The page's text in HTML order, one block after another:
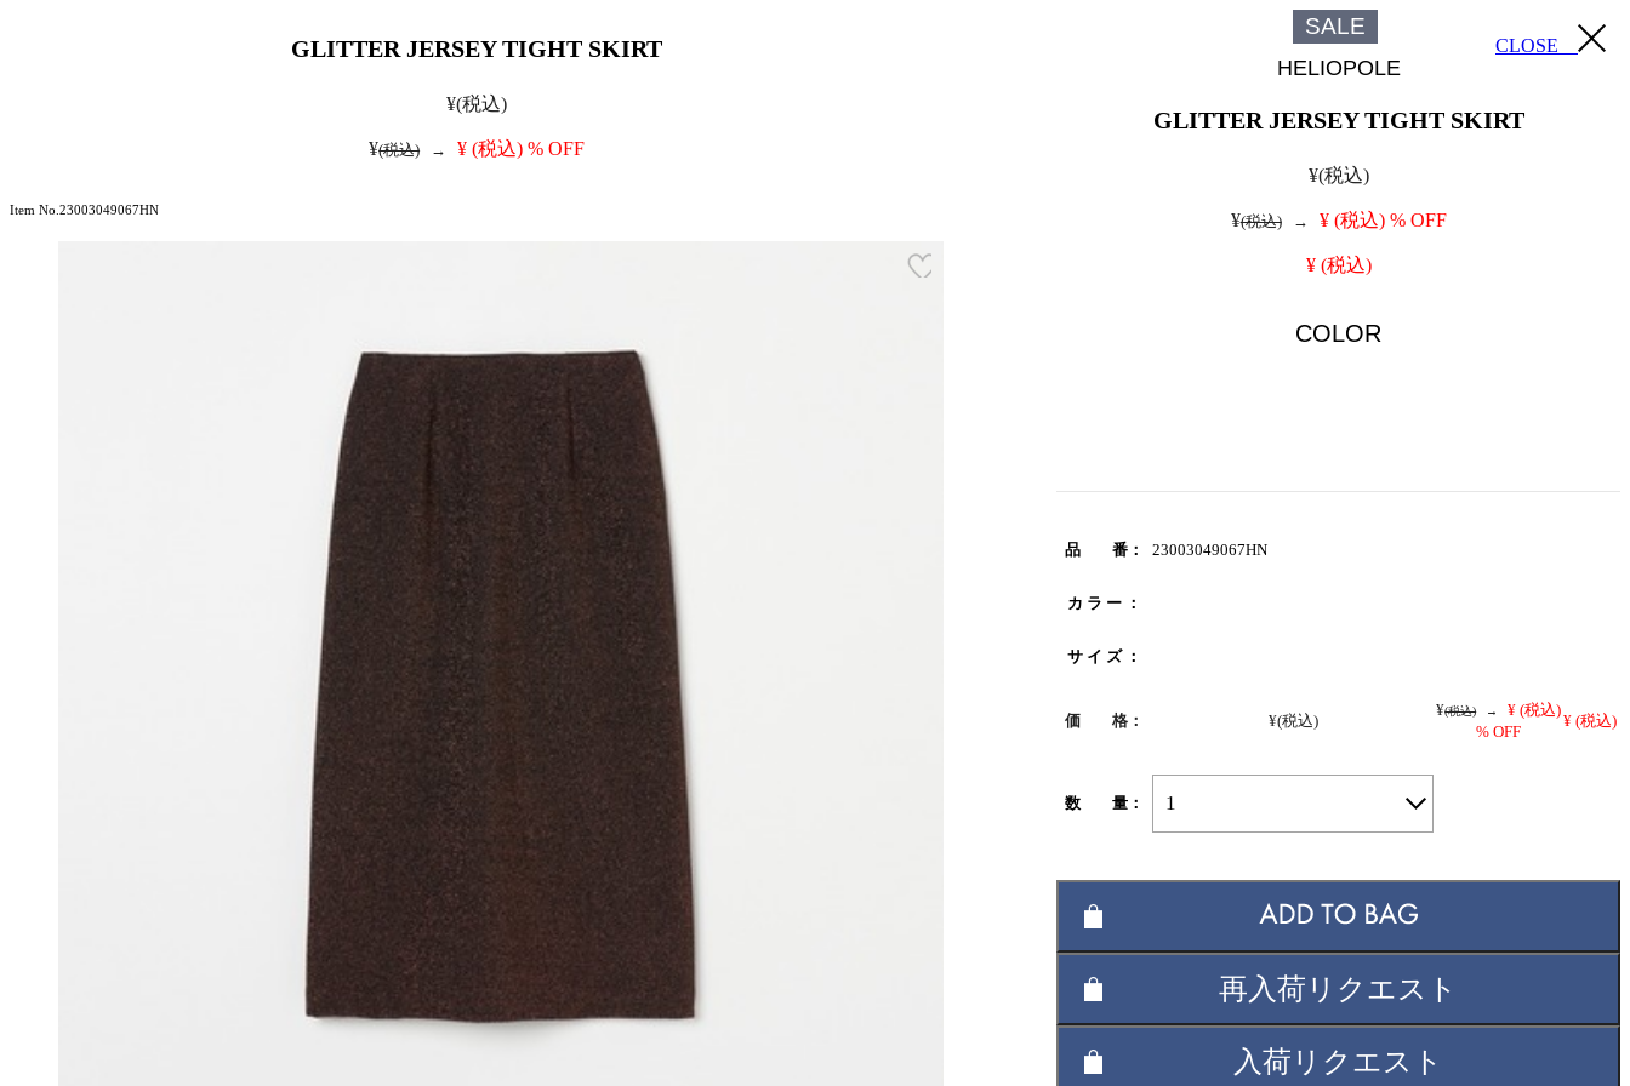
GLITTER JERSEY TIGHT SKIRT
¥(税込)
¥(税込) → ¥ (税込) % OFF
Item No.23003049067HN
SALE
HELIOPOLE
GLITTER JERSEY TIGHT SKIRT
¥(税込)
¥(税込) → ¥ (税込) % OFF
¥ (税込)
COLOR
品 番： 23003049067HN
カ ラ ー ：
サ イ ズ ：
価 格： ¥(税込)
¥(税込) → ¥ (税込)
% OFF
¥ (税込)
数 量： 1
再入荷リクエスト
入荷リクエスト
CLOSE